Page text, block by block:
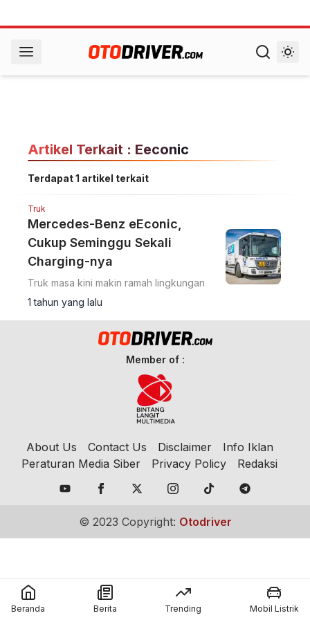
Artikel Terkait : Eeconic
Terdapat 1 artikel terkait
Truk
Mercedes-Benz eEconic,
Cukup Seminggu Sekali
Charging-nya
Truk masa kini makin ramah lingkungan
1 tahun yang lalu
Member of :
About Us Contact Us Disclaimer
Info Iklan
Peraturan Media Siber
Privacy Policy Redaksi
© 2023 Copyright: Otodriver
Beranda Berita Trending Mobil Listrik